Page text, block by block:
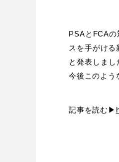
PSAとFCA
スを手がけ
と発表しま
今後このよう
記事を読む▶